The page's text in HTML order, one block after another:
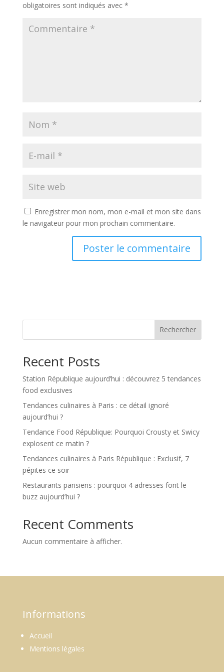
obligatoires sont indiqués avec *
Enregistrer mon nom, mon e-mail et mon site dans
le navigateur pour mon prochain commentaire.
Rechercher
Recent Posts
Station République aujourd’hui : découvrez 5 tendances
food exclusives
Tendances culinaires à Paris : ce détail ignoré
aujourd’hui ?
Tendance Food République: Pourquoi Crousty et Swicy
explosent ce matin ?
Tendances culinaires à Paris République : Exclusif, 7
pépites ce soir
Restaurants parisiens : pourquoi 4 adresses font le
buzz aujourd’hui ?
Recent Comments
Aucun commentaire à afficher.
Informations
Accueil
Mentions légales